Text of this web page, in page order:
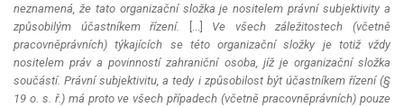
neznamená, že tato organizační složka je nositelem právní subjektivity a
způsobilým účastníkem řízení.
[...] Ve všech záležitostech (včetně
pracovněprávních) týkajících se této organizační složky je totiž vždy
nositelem práv a povinností zahraniční osoba, jíž je organizační složka
součástí. Právní subjektivitu, a tedy i způsobilost být účastníkem řízení (§
19 o. s. ř.) má proto ve všech případech (včetně pracovněprávních) pouze